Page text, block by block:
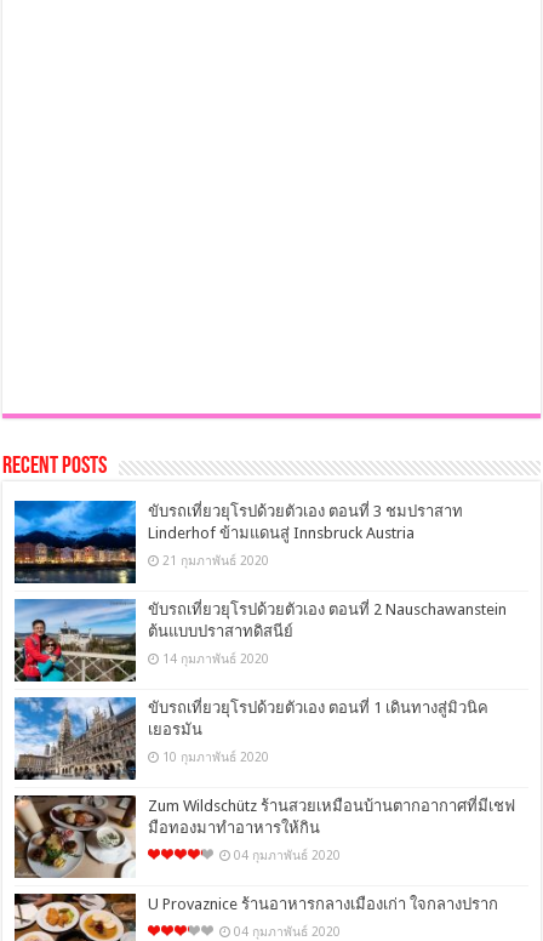
Recent Posts
ขับรถเที่ยวยุโรปด้วยตัวเอง ตอนที่ 3 ชมปราสาท
Linderhof ข้ามแดนสู่ Innsbruck Austria
21 กุมภาพันธ์ 2020
ขับรถเที่ยวยุโรปด้วยตัวเอง ตอนที่ 2 Nauschawanstein
ต้นแบบปราสาทดิสนีย์
14 กุมภาพันธ์ 2020
ขับรถเที่ยวยุโรปด้วยตัวเอง ตอนที่ 1 เดินทางสู่มิวนิค
เยอรมัน
10 กุมภาพันธ์ 2020
Zum Wildschütz ร้านสวยเหมือนบ้านตากอากาศที่มีเชฟ
มือทองมาทำอาหารให้กิน
04 กุมภาพันธ์ 2020
U Provaznice ร้านอาหารกลางเมืองเก่า ใจกลางปราก
04 กุมภาพันธ์ 2020